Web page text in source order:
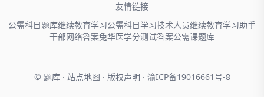
友情链接
公需科目题库继续教育学习公需科目学习技术人员继续教育学习助手
干部网络答案兔华医学分测试答案公需课题库
© 题库 · 站点地图 · 版权声明 · 渝ICP备19016661号-8